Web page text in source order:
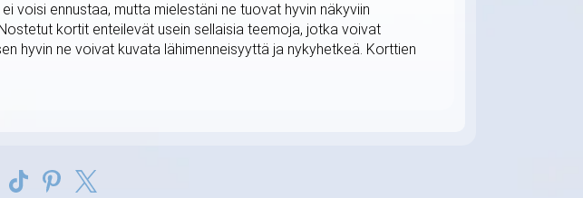
voisi ennustaa, mutta mielestäni ne tuovat hyvin näkyviin
kortit enteilevät usein sellaisia teemoja, jotka voivat
hyvin ne voivat kuvata lähimenneisyyttä ja nykyhetkeä. Korttien